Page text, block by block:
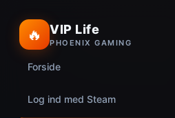
🔥 VIP Life
PHOENIX GAMING
Forside
Log ind med Steam